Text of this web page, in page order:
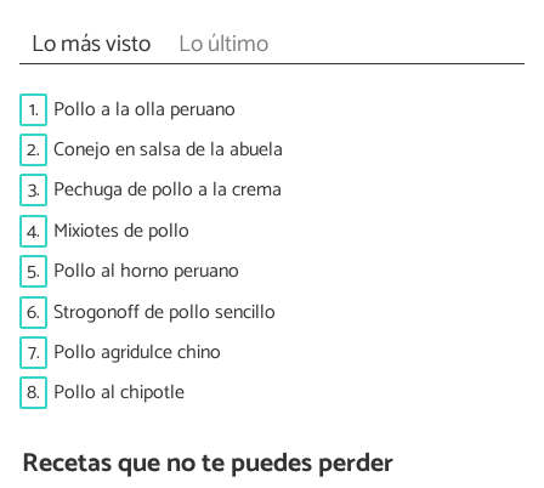
Lo más visto Lo último
1. Pollo a la olla peruano
2. Conejo en salsa de la abuela
3. Pechuga de pollo a la crema
4. Mixiotes de pollo
5. Pollo al horno peruano
6. Strogonoff de pollo sencillo
7. Pollo agridulce chino
8. Pollo al chipotle
Recetas que no te puedes perder